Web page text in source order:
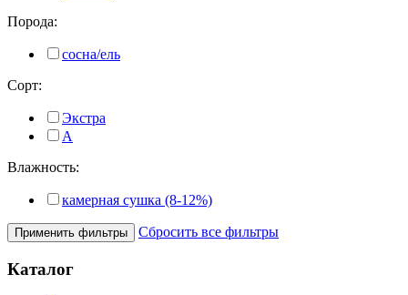
Порода:
сосна/ель
Сорт:
Экстра
А
Влажность:
камерная сушка (8-12%)
Применить фильтры Сбросить все фильтры
Каталог